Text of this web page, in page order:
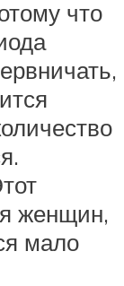
что
женщин,
мало